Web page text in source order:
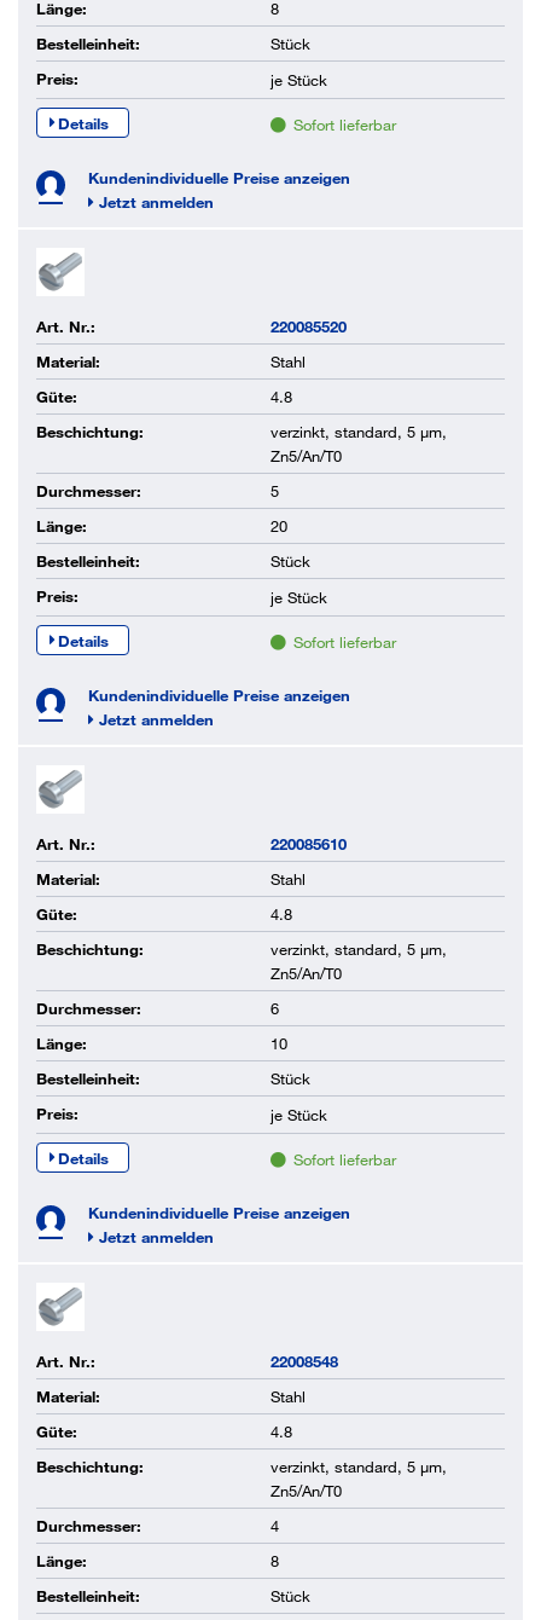
Länge:
8
Bestelleinheit:
Stück
Preis:
je Stück
Details Sofort lieferbar
Kundenindividuelle Preise anzeigen
Jetzt anmelden
Art. Nr.:
220085520
Material:
Stahl
Güte:
4.8
Beschichtung:
verzinkt, standard, 5 µm,
Zn5/An/T0
Durchmesser:
5
Länge:
20
Bestelleinheit:
Stück
Preis:
je Stück
Details Sofort lieferbar
Kundenindividuelle Preise anzeigen
Jetzt anmelden
Art. Nr.:
220085610
Material:
Stahl
Güte:
4.8
Beschichtung:
verzinkt, standard, 5 µm,
Zn5/An/T0
Durchmesser:
6
Länge:
10
Bestelleinheit:
Stück
Preis:
je Stück
Details Sofort lieferbar
Kundenindividuelle Preise anzeigen
Jetzt anmelden
Art. Nr.:
22008548
Material:
Stahl
Güte:
4.8
Beschichtung:
verzinkt, standard, 5 µm,
Zn5/An/T0
Durchmesser:
4
Länge:
8
Bestelleinheit:
Stück